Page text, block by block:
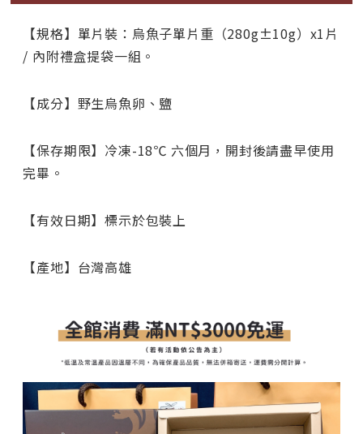
【規格】單片裝：烏魚子單片重（280g±10g）x1片
/ 內附禮盒提袋一組。
【成分】野生烏魚卵、鹽
【保存期限】冷凍-18℃ 六個月，開封後請盡早使用
完畢。
【有效日期】標示於包裝上
【產地】台灣高雄